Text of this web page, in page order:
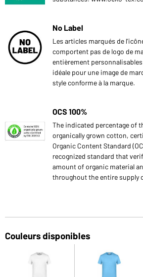
No Label
Les articles marqués de
comportent pas de logo de
entièrement
idéale pour une image de
style conforme à la marque.
OCS 100%
The indicated percentage of
organically grown cotton,
Organic Content Standard
recognized standard that
amount of organic material
throughout the entire supply
Couleurs disponibles